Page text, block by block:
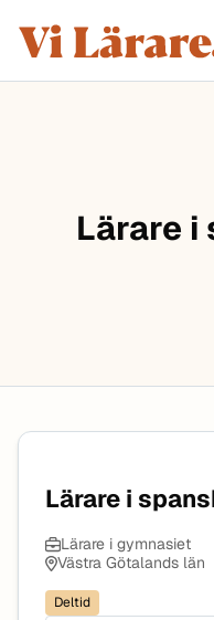
Hoppa till innehåll
ViLärare
Lärare i
Lärare i
Lärare i gymnasiet
Västra Götalands län
Deltid